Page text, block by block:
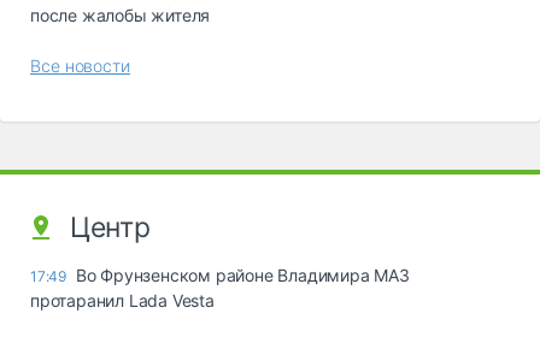
после жалобы жителя
Все новости
Центр
17:49 Во Фрунзенском районе Владимира МАЗ
протаранил Lada Vesta